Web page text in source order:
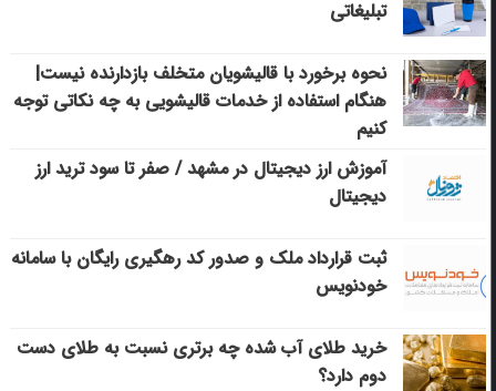
تبلیغاتی
نحوه برخورد با قالیشویان متخلف بازدارنده نیست|
هنگام استفاده از خدمات قالیشویی به چه نکاتی توجه
کنیم
آموزش ارز دیجیتال در مشهد / صفر تا سود ترید ارز
دیجیتال
ثبت قرارداد ملک و صدور کد رهگیری رایگان با سامانه
خودنویس
خرید طلای آب شده چه برتری نسبت به طلای دست
دوم دارد؟